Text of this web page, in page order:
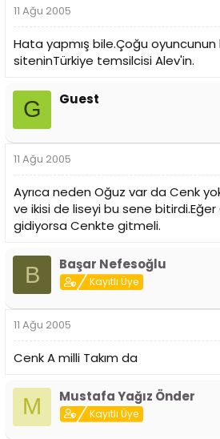
11 Ağu 2005
Hata yapmış bile.Çoğu oyuncunun
siteninTürkiye temsilcisi Alev'in.
G Guest
11 Ağu 2005
Ayrıca neden Oğuz var da Cenk
ve ikisi de liseyi bu sene
gidiyorsa Cenkte gitmeli.
B Başar Nefesoğlu
Kayıtlı Üye
11 Ağu 2005
Cenk A milli Takım da
M Mustafa Yağız Önder
Kayıtlı Üye